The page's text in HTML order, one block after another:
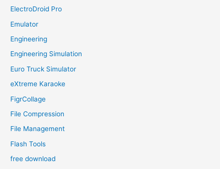
ElectroDroid Pro
Emulator
Engineering
Engineering Simulation
Euro Truck Simulator
eXtreme Karaoke
FigrCollage
File Compression
File Management
Flash Tools
free download